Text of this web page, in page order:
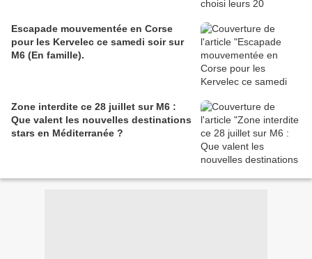
Escapade mouvementée en Corse
pour les Kervelec ce samedi soir sur
M6 (En famille).
Zone interdite ce 28 juillet sur M6 :
Que valent les nouvelles destinations
stars en Méditerranée ?